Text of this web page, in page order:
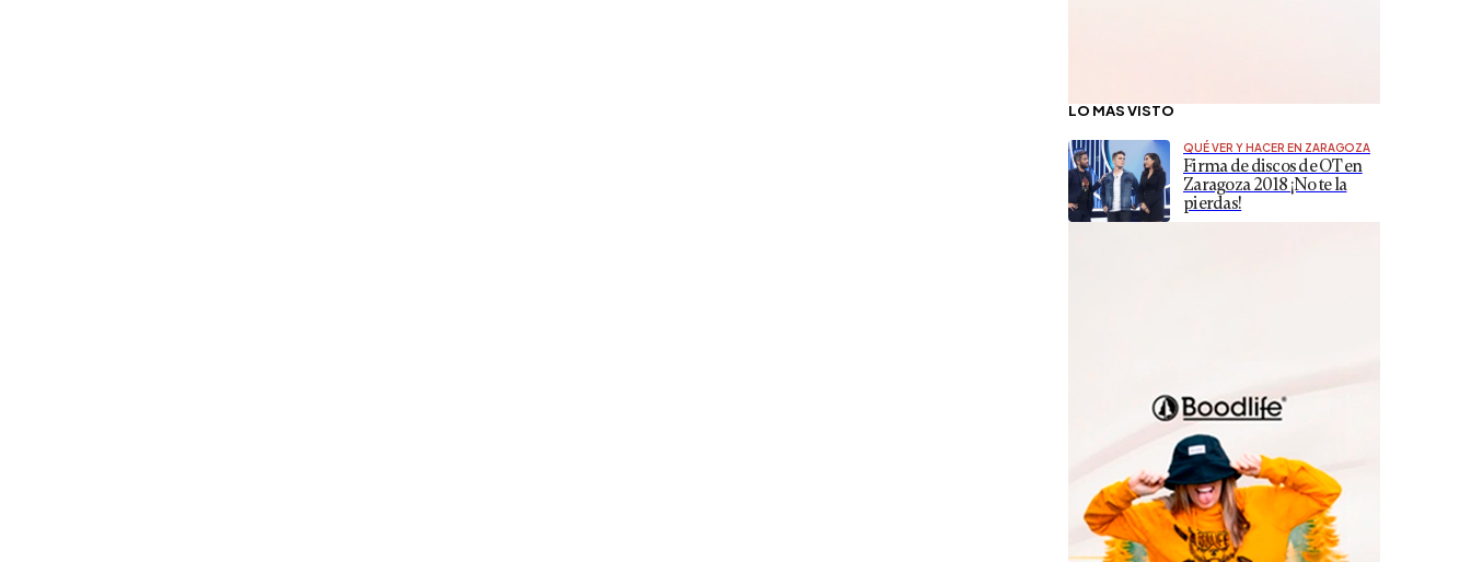
LO MÁS VISTO
QUÉ VER Y HACER EN ZARAGOZA
Firma de discos de OT en
Zaragoza 2018 ¡No te la
pierdas!